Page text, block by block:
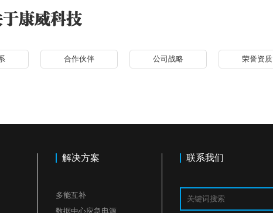
合作伙伴 公司战略 荣誉资质
解决方案
多能互补
数据中心应急电源
联系我们